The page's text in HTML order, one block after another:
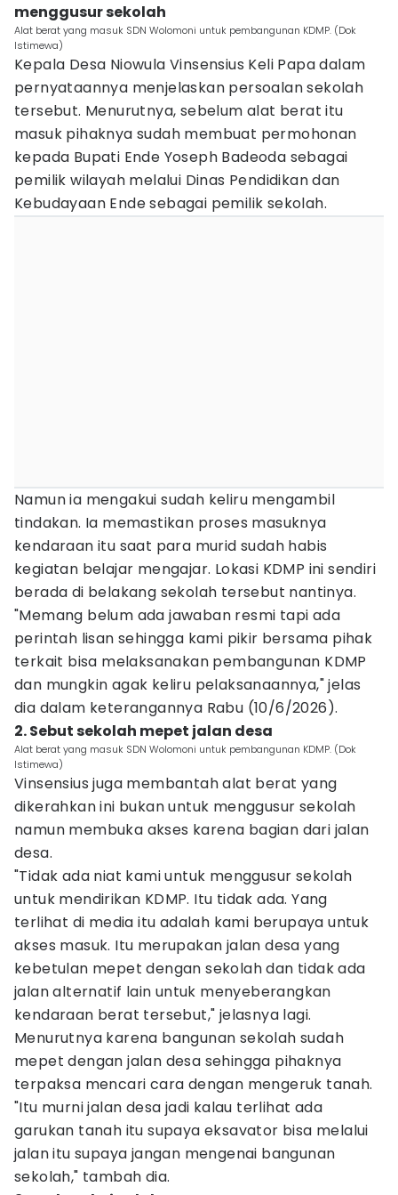
menggusur sekolah
Alat berat yang masuk SDN Wolomoni untuk pembangunan KDMP. (Dok
Istimewa)
Kepala Desa Niowula Vinsensius Keli Papa dalam
pernyataannya menjelaskan persoalan sekolah
tersebut. Menurutnya, sebelum alat berat itu
masuk pihaknya sudah membuat permohonan
kepada Bupati Ende Yoseph Badeoda sebagai
pemilik wilayah melalui Dinas Pendidikan dan
Kebudayaan Ende sebagai pemilik sekolah.
Namun ia mengakui sudah keliru mengambil
tindakan. Ia memastikan proses masuknya
kendaraan itu saat para murid sudah habis
kegiatan belajar mengajar. Lokasi KDMP ini sendiri
berada di belakang sekolah tersebut nantinya.
"Memang belum ada jawaban resmi tapi ada
perintah lisan sehingga kami pikir bersama pihak
terkait bisa melaksanakan pembangunan KDMP
dan mungkin agak keliru pelaksanaannya," jelas
dia dalam keterangannya Rabu (10/6/2026).
2. Sebut sekolah mepet jalan desa
Alat berat yang masuk SDN Wolomoni untuk pembangunan KDMP. (Dok
Istimewa)
Vinsensius juga membantah alat berat yang
dikerahkan ini bukan untuk menggusur sekolah
namun membuka akses karena bagian dari jalan
desa.
"Tidak ada niat kami untuk menggusur sekolah
untuk mendirikan KDMP. Itu tidak ada. Yang
terlihat di media itu adalah kami berupaya untuk
akses masuk. Itu merupakan jalan desa yang
kebetulan mepet dengan sekolah dan tidak ada
jalan alternatif lain untuk menyeberangkan
kendaraan berat tersebut," jelasnya lagi.
Menurutnya karena bangunan sekolah sudah
mepet dengan jalan desa sehingga pihaknya
terpaksa mencari cara dengan mengeruk tanah.
"Itu murni jalan desa jadi kalau terlihat ada
garukan tanah itu supaya eksavator bisa melalui
jalan itu supaya jangan mengenai bangunan
sekolah," tambah dia.